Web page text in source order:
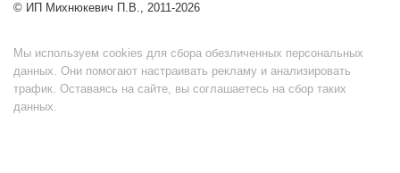
© ИП Михнюкевич П.В., 2011-2026
Мы используем cookies для сбора обезличенных персональных
данных. Они помогают настраивать рекламу и анализировать
трафик. Оставаясь на сайте, вы соглашаетесь на сбор таких
данных.